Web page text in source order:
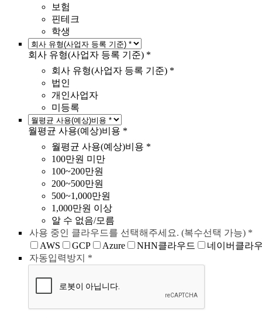
보험
핀테크
학생
회사 유형(사업자 등록 기준) *
회사 유형(사업자 등록 기준) *
법인
개인사업자
미등록
월평균 사용(예상)비용 *
월평균 사용(예상)비용 *
100만원 미만
100~200만원
200~500만원
500~1,000만원
1,000만원 이상
알 수 없음/모름
사용 중인 클라우드를 선택해주세요. (복수선택 가능) *
AWS
GCP Azure NHN클라우드
네이버클라
자동입력방지 *